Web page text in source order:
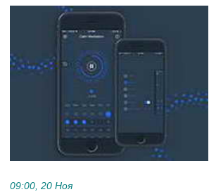
09:00, 20 Ноя